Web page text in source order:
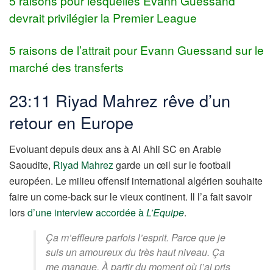
devrait privilégier la Premier League
5 raisons de l’attrait pour Evann Guessand sur le
marché des transferts
23:11 Riyad Mahrez rêve d’un
retour en Europe
Evoluant depuis deux ans à Al Ahli SC en Arabie
Saoudite, Riyad Mahrezgarde un œil sur le football
européen. Le milieu offensif international algérien souhaite
faire un come-back sur le vieux continent. Il l’a fait savoir
lorsd’une interview accordée àL’Equipe.
Ça m’effleure parfois l’esprit. Parce que je
suis un amoureux du très haut niveau. Ça
me manque. À partir du moment où j’ai pris